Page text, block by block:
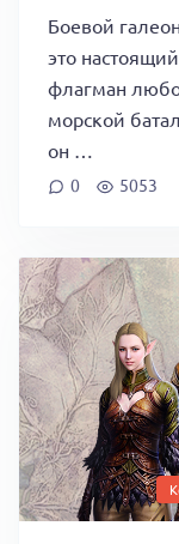
Боевой
это настоящий
флагман
морской
он …
0 5053